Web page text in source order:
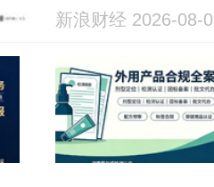
新浪财经 2026-08-